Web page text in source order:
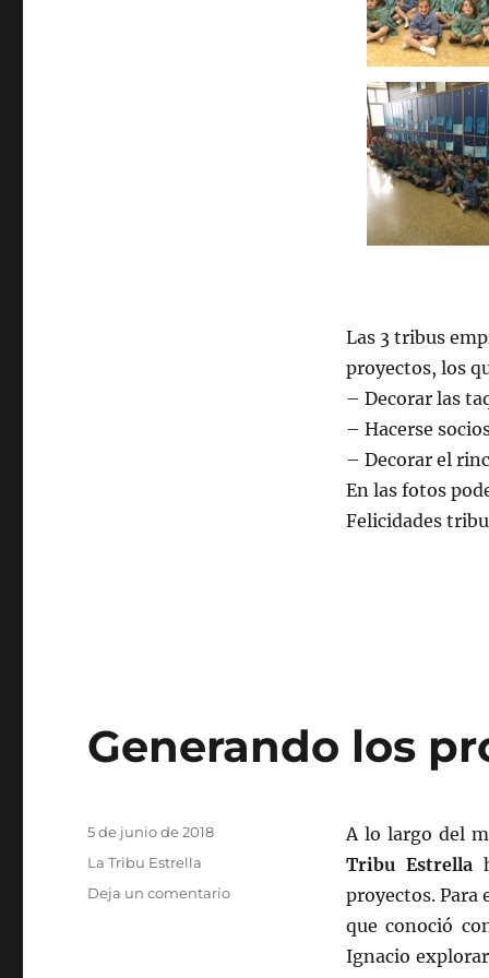
Las 3 tribus
proyectos, los
– Decorar las
– Hacerse
– Decorar el
En las fotos
Felicidades
Generando los
A lo largo del
Tribu Estrella
proyectos. Para
que conoció
Ignacio
Publicado
5 de junio de 2018
Categorías
La Tribu Estrella
Deja un comentarioen